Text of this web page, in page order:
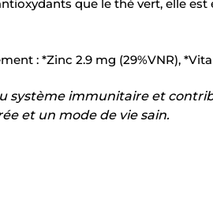
que le thé vert, elle
: *Zinc 2.9 mg (29%VNR),
immunitaire et
et un mode de vie sain.